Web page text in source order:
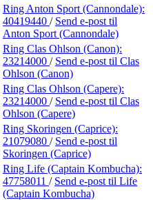
Ring Anton Sport (Cannondale):
40419440 / Send e-post til
Anton Sport (Cannondale)
Ring Clas Ohlson (Canon):
23214000 / Send e-post til Clas
Ohlson (Canon)
Ring Clas Ohlson (Capere):
23214000 / Send e-post til Clas
Ohlson (Capere)
Ring Skoringen (Caprice):
21079080 / Send e-post til
Skoringen (Caprice)
Ring Life (Captain Kombucha):
47758011 / Send e-post til Life
(Captain Kombucha)